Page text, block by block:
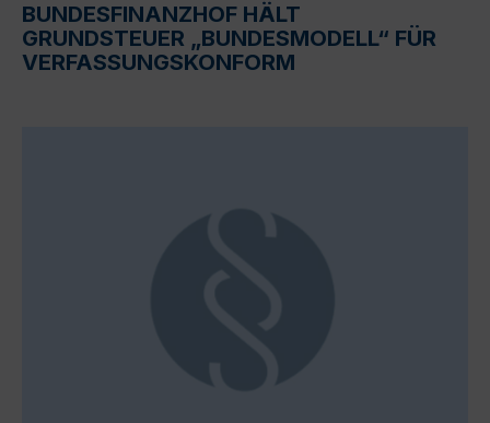
BUNDESFINANZHOF HÄLT
GRUNDSTEUER „BUNDESMODELL“ FÜR
VERFASSUNGSKONFORM